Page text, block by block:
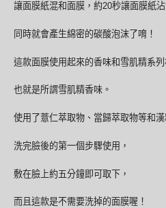
讓面膜紙混和面膜，約20秒讓面膜紙沾
同時就會產生綿密的碳酸泡沫了唷！
這款面膜使用起來的香味和雪肌精系
也就是所謂雪肌精香味。
使用了薏仁萃取物、當歸萃取物等和漢
洗完臉後的第一個步驟使用，
敷在臉上約五分鐘即可取下，
而且這款是不需要洗掉的面膜喔！